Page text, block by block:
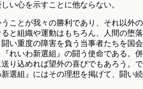
い心を示すことに他ならない。
うことが我々の勝利であり、それ以外の
と組織や運動はもちろん、人間の堕落
い重度の障害を負う当事者たちを国会
れいわ新選組』の闘う使命である。併
り込めれば望外の喜びでもあろう。で
選組』にはその理想を掲げて、闘い続